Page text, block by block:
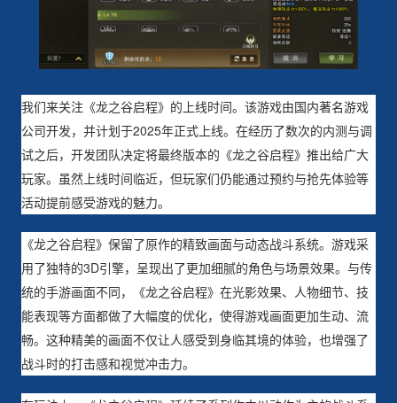
我们来关注《龙之谷启程》的上线时间。该游戏由国内著名游戏
公司开发，并计划于2025年正式上线。在经历了数次的内测与调
试之后，开发团队决定将最终版本的《龙之谷启程》推出给广大
玩家。虽然上线时间临近，但玩家们仍能通过预约与抢先体验等
活动提前感受游戏的魅力。
《龙之谷启程》保留了原作的精致画面与动态战斗系统。游戏采
用了独特的3D引擎，呈现出了更加细腻的角色与场景效果。与传
统的手游画面不同，《龙之谷启程》在光影效果、人物细节、技
能表现等方面都做了大幅度的优化，使得游戏画面更加生动、流
畅。这种精美的画面不仅让人感受到身临其境的体验，也增强了
战斗时的打击感和视觉冲击力。